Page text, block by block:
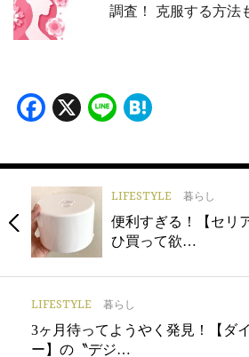
調査！ 克服する方法
Facebook
X Line
LIFESTYLE 暮らし
便利すぎる！【セリ
ひ買って欲…
LIFESTYLE 暮らし
3ヶ月待ってようやく発見！【ダ
ー】の〝デジ…